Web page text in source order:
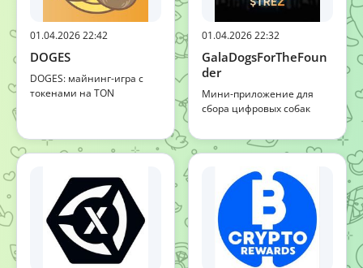
01.04.2026 22:42
DOGES
DOGES: майнинг-игра с
токенами на TON
01.04.2026 22:32
GalaDogsForTheFoun
der
Мини-приложение для
сбора цифровых собак